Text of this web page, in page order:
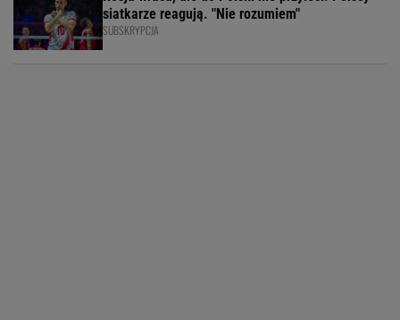
siatkarze reagują. "Nie rozumiem"
SUBSKRYPCJA